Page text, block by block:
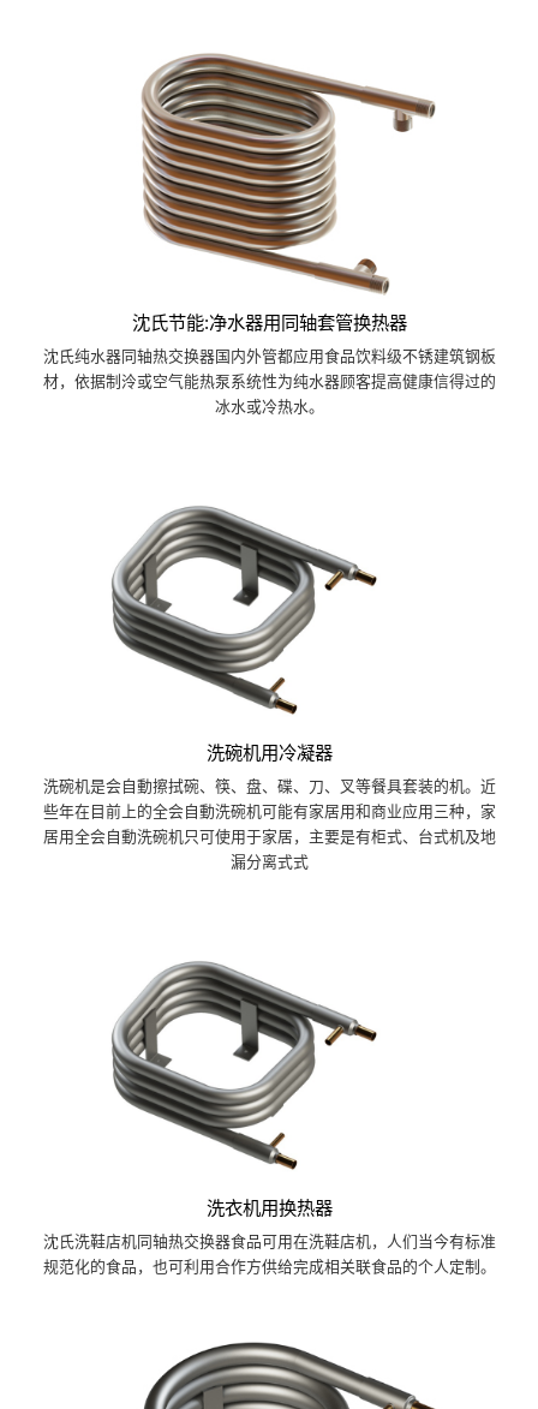
沈氏节能:净水器用同轴套管换热器
沈氏纯水器同轴热交换器国内外管都应用食品饮料级不锈建筑钢板
材，依据制泠或空气能热泵系统性为纯水器顾客提高健康信得过的
冰水或冷热水。
洗碗机用冷凝器
洗碗机是会自動擦拭碗、筷、盘、碟、刀、叉等餐具套装的机。近
些年在目前上的全会自動洗碗机可能有家居用和商业应用三种，家
居用全会自動洗碗机只可使用于家居，主要是有柜式、台式机及地
漏分离式式
洗衣机用换热器
沈氏洗鞋店机同轴热交换器食品可用在洗鞋店机，人们当今有标准
规范化的食品，也可利用合作方供给完成相关联食品的个人定制。